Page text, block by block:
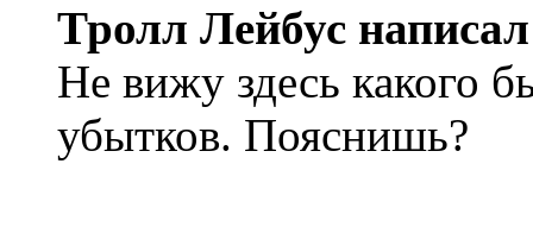
Тролл Лейбус
Не вижу здесь какого
убытков. Пояснишь?